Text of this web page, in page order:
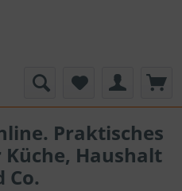
Praktisches
Haushalt
Co.